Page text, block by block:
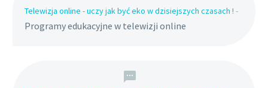
Telewizja online - uczy jak być eko w dzisiejszych czasach ! -
Programy edukacyjne w telewizji online